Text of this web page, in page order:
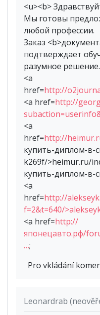
<u><b>
Мы готовы
любой профессии.
Заказ
подтверждает
разумное решение.
<a
href=http://
<a href=http://
<a
href=http://
купить-диплом-в-
k269f/>heimur.ru/
купить-диплом-в-
<a
href=http://
f=2&t=640/
<a href=http://
японецавто.рф/
…;
Pro vkládání
Leonardrab